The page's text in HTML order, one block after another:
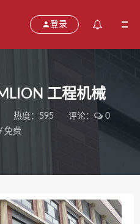
登录
工程机械
热度：595 评论：
0
免费